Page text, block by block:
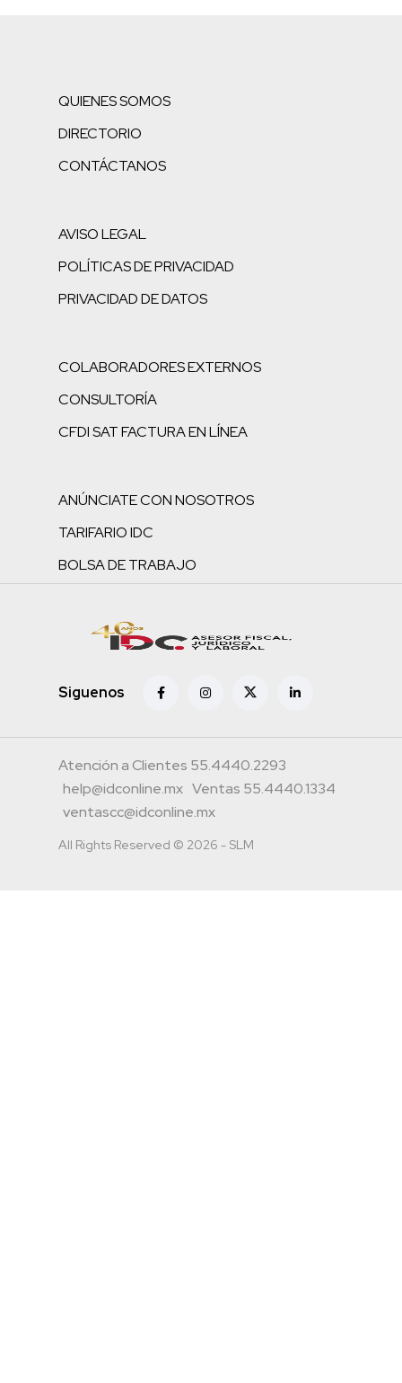
QUIENES SOMOS
DIRECTORIO
CONTÁCTANOS
AVISO LEGAL
POLÍTICAS DE PRIVACIDAD
PRIVACIDAD DE DATOS
COLABORADORES EXTERNOS
CONSULTORÍA
CFDI SAT FACTURA EN LÍNEA
ANÚNCIATE CON NOSOTROS
TARIFARIO IDC
BOLSA DE TRABAJO
Siguenos
Atención a Clientes 55.4440.2293
help@idconline.mx Ventas 55.4440.1334
ventascc@idconline.mx
All Rights Reserved © 2026 - SLM